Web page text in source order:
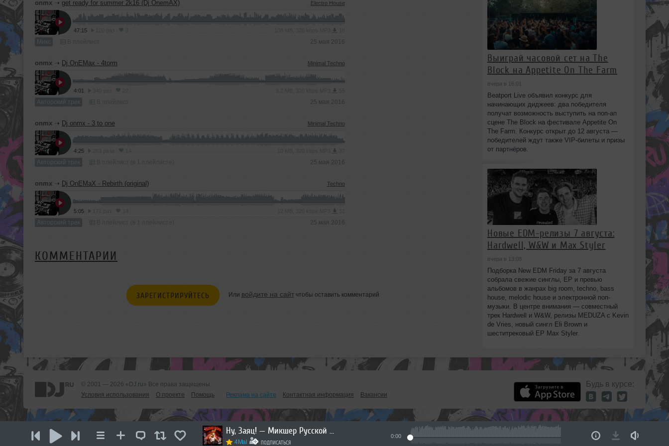
Ну, Заяц! — Микшер Русской кибернетики 460 с Евгением Сваловым (4Mal) и Александром Киреевым (22.07.2026)
4Mal ПОДПИСАТЬСЯ
0:00
onmx ➝ get ready for summer 2k16 (Dj OnemAX) Electro House
47:15
Микс 25 мая 2016
onmx ➝ Dj OnEMax - 4torm Minimal Techno
4:01
Авторский трек 25 мая 2016
onmx ➝ Dj onmx - 3 to one Minimal Techno
4:25
Авторский трек 25 мая 2016
onmx ➝ Dj OnEMaX - Rebirth (original) Techno
5:05
Авторский трек 25 мая 2016
КОММЕНТАРИИ
ЗАРЕГИСТРИРУЙТЕСЬ Или войдите на сайтчтобы оставить комментарий
Выиграй часовой сет на The
Block на Appetite On The Farm
вчера в 16:01
Beatport Live объявил конкурс для
начинающих диджеев: два победителя
получат возможность выступить на поп‑ап
сцене The Block на фестивале Appetite On
The Farm. Конкурс открыт до 12 августа —
победителей ждут также VIP‑билеты и призы
от партнёров.
Новые EDM-релизы 7 августа:
Hardwell, W&W и Max Styler
вчера в 13:08
Подборка New EDM Friday за 7 августа
собрала свежие синглы, EP и превью
альбомов в жанрах big room, techno, bass
house, melodic house и электронной поп-
музыки. В центре внимания — совместный
трек Hardwell и W&W, релизы MEDUZA с Kevin
de Vries, новый сингл Eli Brown и
шеститрековый EP Max Styler.
© 2001 — 2026 «DJ.ru» Все права защищены.
Условия использования
О проекте Помощь Реклама на сайте Контактная информация Вакансии
Будь в курсе: